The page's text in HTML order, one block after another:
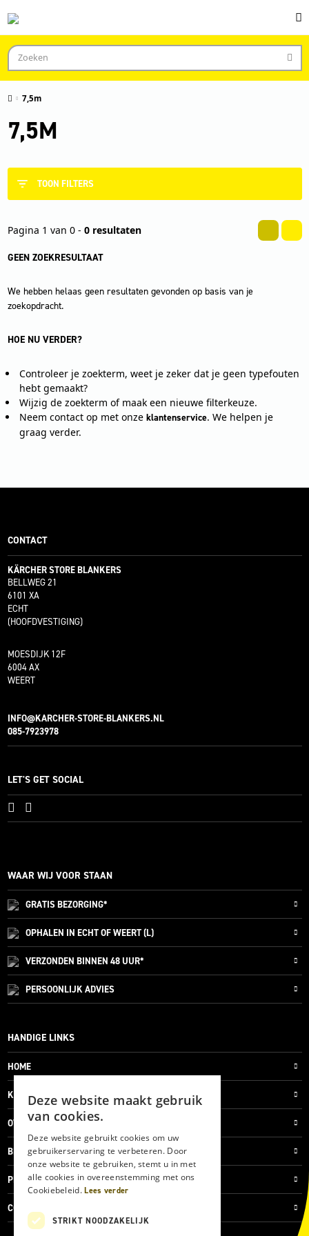
7,5m
7,5M
TOON FILTERS
Pagina 1 van 0 - 0 resultaten
GEEN ZOEKRESULTAAT
We hebben helaas geen resultaten gevonden op basis van je
zoekopdracht.
HOE NU VERDER?
Controleer je zoekterm, weet je zeker dat je geen typefouten
hebt gemaakt?
Wijzig de zoekterm of maak een nieuwe filterkeuze.
Neem contact op met onze klantenservice. We helpen je
graag verder.
CONTACT
KÄRCHER STORE BLANKERS
BELLWEG 21
6101 XA
ECHT
(HOOFDVESTIGING)
MOESDIJK 12F
6004 AX
WEERT
INFO@KARCHER-STORE-BLANKERS.NL
085-7923978
LET'S GET SOCIAL
WAAR WIJ VOOR STAAN
GRATISBEZORGING*
OPHALEN IN ECHT OF WEERT (L)
VERZONDEN BINNEN 48 UUR*
PERSOONLIJKADVIES
HANDIGE LINKS
HOME
KLANTENSERVICE
OVER ONS
BLOG
PRIVACYVERKLARING
COOKIES
Deze website maakt gebruik
van cookies.
Deze website gebruikt cookies om uw
gebruikerservaring te verbeteren. Door
onze website te gebruiken, stemt u in met
alle cookies in overeenstemming met ons
Cookiebeleid.Lees verder
STRIKT NOODZAKELIJK